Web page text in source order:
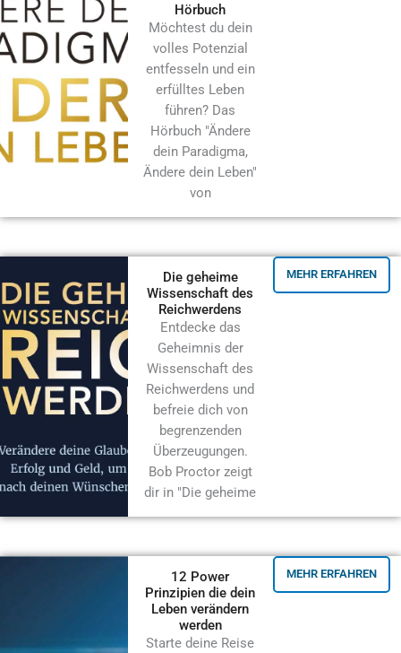
Hörbuch
Möchtest du dein
volles Potenzial
entfesseln und ein
erfülltes Leben
führen? Das
Hörbuch "Ändere
dein Paradigma,
Ändere dein Leben"
von
Die geheime
Wissenschaft des
Reichwerdens
Entdecke das
Geheimnis der
Wissenschaft des
Reichwerdens und
befreie dich von
begrenzenden
Überzeugungen.
Bob Proctor zeigt
dir in "Die geheime
MEHR ERFAHREN
12 Power
Prinzipien die dein
Leben verändern
werden
Starte deine Reise
MEHR ERFAHREN